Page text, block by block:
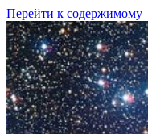
Перейти к содержимому